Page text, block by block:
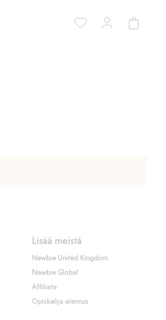
Lisää meistä
Newbie United Kingdom
Newbie Global
Affiliate
Opiskelija-alennus